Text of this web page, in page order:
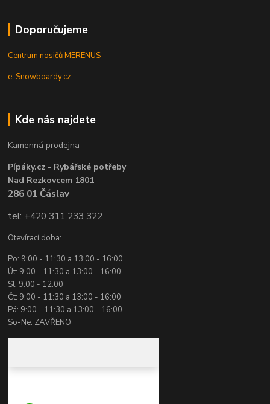
Doporučujeme
Centrum nosičů MERENUS
e-Snowboardy.cz
Kde nás najdete
Kamenná prodejna
Pípáky.cz - Rybářské potřeby
Nad Rezkovcem 1801
286 01 Čáslav
tel: +420 311 233 322
Otevírací doba:
Po: 9:00 - 11:30 a 13:00 - 16:00
Út: 9:00 - 11:30 a 13:00 - 16:00
St: 9:00 - 12:00
Čt: 9:00 - 11:30 a 13:00 - 16:00
Pá: 9:00 - 11:30 a 13:00 - 16:00
So-Ne: ZAVŘENO